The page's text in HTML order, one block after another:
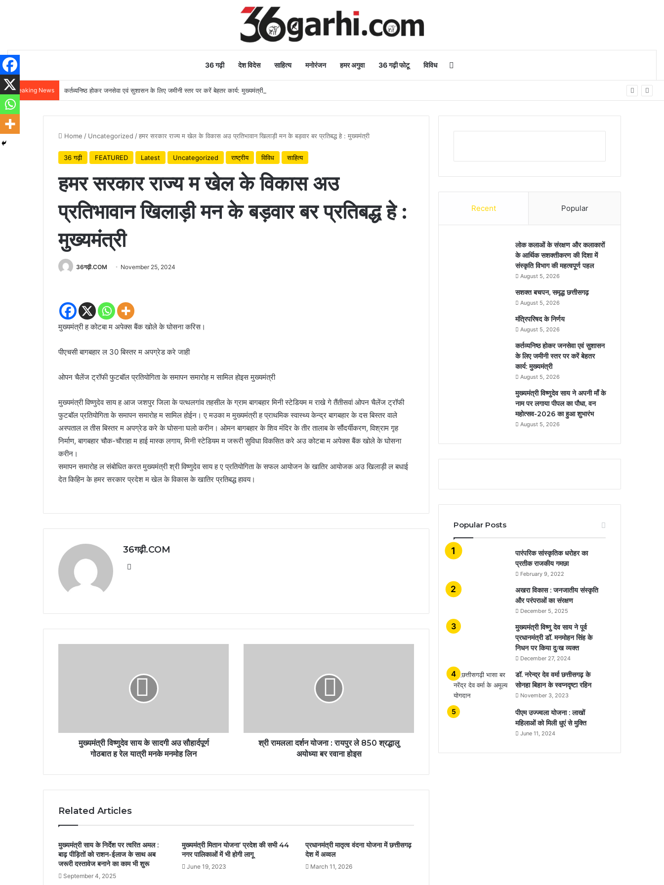
36 गढ़ी देश विदेस साहित्य मनोरंजन हमर अगुवा 36 गढ़ी फोटू विविध
Breaking News कर्तव्यनिष्ठ होकर जनसेवा एवं सुशासन के लिए जमीनी स्तर पर करें बेहतर कार्य: मुख्यमंत्री
Home / Uncategorized /हमर सरकार राज्य म खेल के विकास अउ प्रतिभावान खिलाड़ी मन के बड़वार बर प्रतिबद्ध हे : मुख्यमंत्री
36 गढ़ी FEATURED Latest Uncategorized राष्ट्रीय विविध साहित्य
हमर सरकार राज्य म खेल के विकास अउ
प्रतिभावान खिलाड़ी मन के बड़वार बर प्रतिबद्ध हे :
मुख्यमंत्री
36गढ़ी.COM November 25, 2024
मुख्यमंत्री ह कोटबा म अपेक्स बैंक खोले के घोसना करिस।
पीएचसी बागबहार ल 30 बिस्तर म अपग्रेड करे जाही
ओपन चैलेंज ट्रॉफी फुटबॉल प्रतियोगिता के समापन समारोह म सामिल होइस मुख्यमंत्री
मुख्यमंत्री विष्णुदेव साय ह आज जशपुर जिला के पत्थलगांव तहसील के ग्राम बागबहार मिनी स्टेडियम म राखे गे तैंतीसवां ओपन चैलेंज ट्रॉफी
फुटबॉल प्रतियोगिता के समापन समारोह म सामिल होईन। ए मउका म मुख्यमंत्री ह प्राथमिक स्वास्थ्य केन्द्र बागबहार के दस बिस्तर वाले
अस्पताल ल तीस बिस्तर म अपग्रेड करे के घोसना घलो करीन। ओमन बागबहार के शिव मंदिर के तीर तालाब के सौंदर्यीकरण, विश्राम गृह
निर्माण, बागबहार चौक-चौराहा म हाई मास्क लगाय, मिनी स्टेडियम म जरूरी सुविधा विकसित करे अउ कोटबा म अपेक्स बैंक खोले के घोसना
करीन।
समापन समारोह ल संबोधित करत मुख्यमंत्री श्री विष्णुदेव साय ह ए प्रतियोगिता के सफल आयोजन के खातिर आयोजक अउ खिलाड़ी ल बधाई
देत किहिन के हमर सरकार प्रदेश म खेल के विकास के खातिर प्रतिबद्ध हावय।
36गढ़ी.COM
मुख्यमंत्री विष्णुदेव साय के सादगी अउ सौहार्दपूर्ण
गोठबात ह रेल यात्री मनके मनमोह लिन
श्री रामलला दर्शन योजना : रायपुर ले 850 श्रद्धालु
अयोध्या बर रवाना होइस
Related Articles
मुख्यमंत्री साय के निर्देश पर त्वरित अमल :
बाढ़ पीड़ितों को राशन-ईलाज के साथ अब
जरूरी दस्तावेज बनाने का काम भी शुरू
September 4, 2025
मुख्यमंत्री मितान योजना‘ प्रदेश की सभी 44
नगर पालिकाओं में भी होगी लागू
June 19, 2023
प्रधानमंत्री मातृत्व वंदना योजना में छत्तीसगढ़
देश में अव्वल
March 11, 2026
Recent Popular
लोक कलाओं के संरक्षण और कलाकारों
के आर्थिक सशक्तीकरण की दिशा में
संस्कृति विभाग की महत्वपूर्ण पहल
August 5, 2026
सशक्त बचपन, समृद्ध छत्तीसगढ़
August 5, 2026
मंत्रिपरिषद के निर्णय
August 5, 2026
कर्तव्यनिष्ठ होकर जनसेवा एवं सुशासन
के लिए जमीनी स्तर पर करें बेहतर
कार्य: मुख्यमंत्री
August 5, 2026
मुख्यमंत्री विष्णुदेव साय ने अपनी माँ के
नाम पर लगाया पीपल का पौधा, वन
महोत्सव-2026 का हुआ शुभारंभ
August 5, 2026
Popular Posts
​​​​​​​पारंपरिक सांस्कृतिक धरोहर का
प्रतीक राजकीय गमछा
February 9, 2022
अखरा विकास : जनजातीय संस्कृति
और परंपराओं का संरक्षण
December 5, 2025
मुख्यमंत्री विष्णु देव साय ने पूर्व
प्रधानमंत्री डॉ. मनमोहन सिंह के
निधन पर किया दुःख व्यक्त
December 27, 2024
डॉ. नरेन्द्र देव वर्मा छत्तीसगढ़ के
सोनहा बिहान के स्वप्नदृष्टा रहिन
November 3, 2023
पीएम उज्ज्वला योजना : लाखों
महिलाओं को मिली धुएं से मुक्ति
June 11, 2024